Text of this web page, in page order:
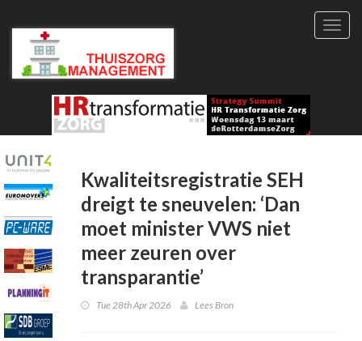
Kwaliteitsregistratie SEH
dreigt te sneuvelen: ‘Dan
moet minister VWS niet
meer zeuren over
transparantie’
Tue 28th Apr 2026 Lees Bron